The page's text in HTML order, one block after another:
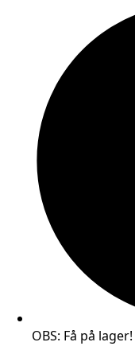
OBS: Få på lager!